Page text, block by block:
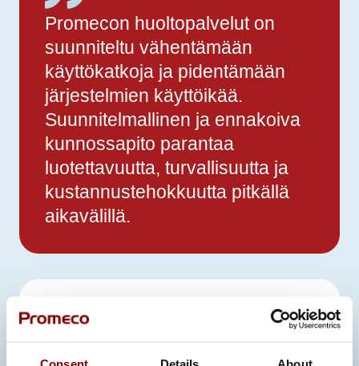
Consent Details About
Promecon huoltopalvelut on
suunniteltu vähentämään
käyttökatkoja ja pidentämään
järjestelmien käyttöikää.
Suunnitelmallinen ja ennakoiva
kunnossapito parantaa
luotettavuutta, turvallisuutta ja
kustannustehokkuutta pitkällä
aikavälillä.